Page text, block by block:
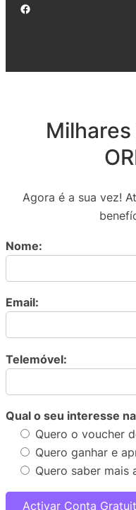
Facebook
Agora é a sua vez!
Nome:
Email:
Telemóvel:
Qual o seu interesse
Quero o voucher
Quero ganhar e
Quero saber mais